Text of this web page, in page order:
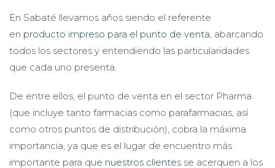
En Sabaté llevamos años siendo el referente
en producto impreso para el punto de venta , abarcando
todos los sectores y entendiendo las particularidades
que cada uno presenta.
De entre ellos, el punto de venta en el sector Pharma
(que incluye tanto farmacias como parafarmacias, así
como otros puntos de distribución), cobra la máxima
importancia, ya que es el lugar de encuentro más
importante para que nuestros clientes se acerquen a los